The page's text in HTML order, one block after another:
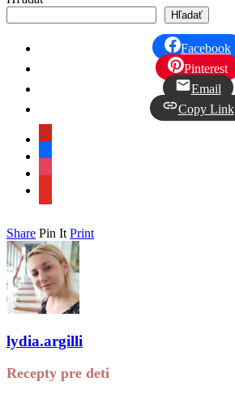
Hľadať
Facebook
Pinterest
Email
Copy Link
Share Pin It Print
lydia.argilli
Recepty pre deti